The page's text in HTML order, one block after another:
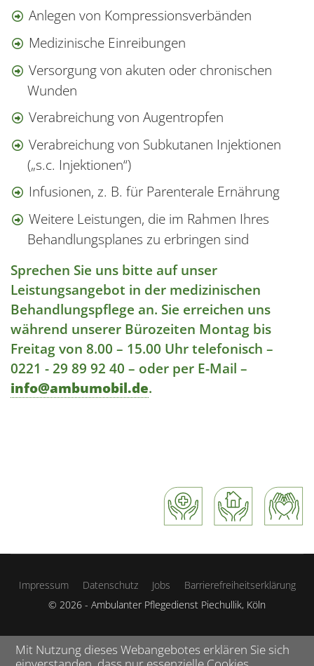
Anlegen von Kompressionsverbänden
Medizinische Einreibungen
Versorgung von akuten oder chronischen
Wunden
Verabreichung von Augentropfen
Verabreichung von Subkutanen Injektionen
(„s.c. Injektionen“)
Infusionen, z. B. für Parenterale Ernährung
Weitere Leistungen, die im Rahmen Ihres
Behandlungsplanes zu erbringen sind
Sprechen Sie uns bitte auf unser
Leistungsangebot in der medizinischen
Behandlungspflege an. Sie erreichen uns
während unserer Bürozeiten Montag bis
Freitag von 8.00 – 15.00 Uhr telefonisch –
0221 - 29 89 92 40 – oder per E-Mail –
info@ambumobil.de.
Impressum Datenschutz Jobs
Barrierefreiheitserklärung
© 2026 - Ambulanter Pflegedienst Piechullik, Köln
Mit Nutzung dieses Webangebotes erklären Sie sich